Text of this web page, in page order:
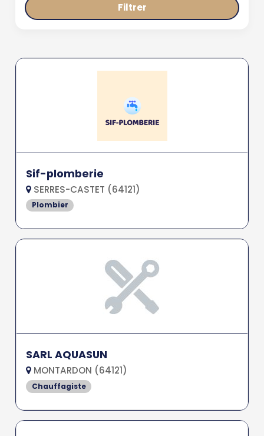
Filtrer
Sif-plomberie
SERRES-CASTET (64121)
Plombier
SARL AQUASUN
MONTARDON (64121)
Chauffagiste